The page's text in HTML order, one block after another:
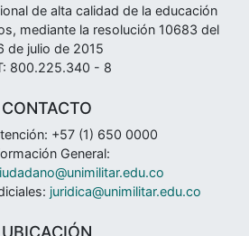
de alta calidad de la educación
mediante la resolución 10683 del
de julio de 2015
800.225.340 - 8
CONTACTO
+57 (1) 650 0000
General:
juridica@unimilitar.edu.co
UBICACIÓN